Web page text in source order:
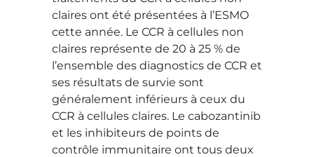
claires ont été présentées à l’ESMO
cette année. Le CCR à cellules non
claires représente de 20 à 25 % de
l’ensemble des diagnostics de CCR et
ses résultats de survie sont
généralement inférieurs à ceux du
CCR à cellules claires. Le cabozantinib
et les inhibiteurs de points de
contrôle immunitaire ont tous deux